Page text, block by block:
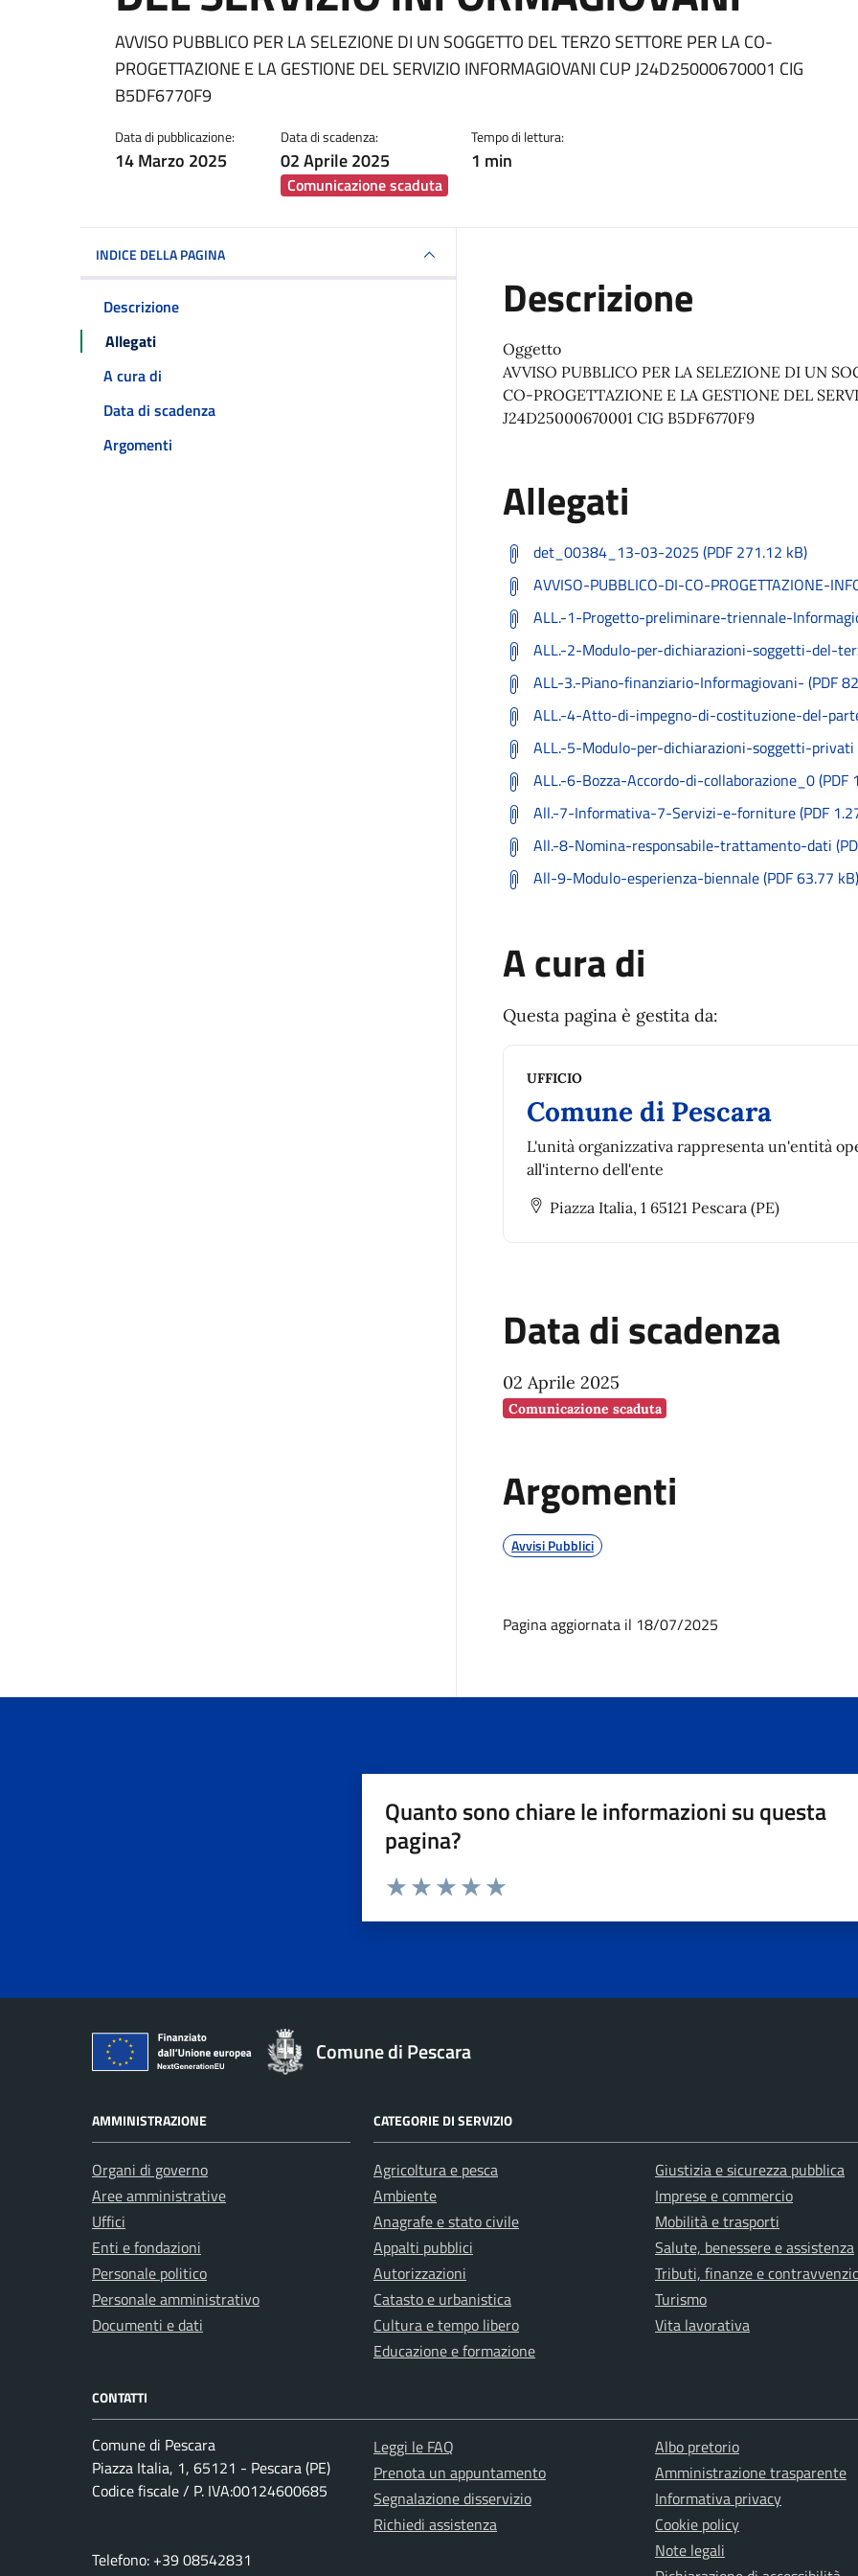
Dettagli della notizia
AVVISO PUBBLICO PER LA SELEZIONE DI UN SOGGETTO DEL TERZO SETTORE PER LA CO-
PROGETTAZIONE E LA GESTIONE DEL SERVIZIO INFORMAGIOVANI CUP J24D25000670001 CIG
B5DF6770F9
Data di pubblicazione:
14 Marzo 2025
Data di scadenza:
02 Aprile 2025
Comunicazione scaduta
Tempo di lettura:
1 min
INDICE DELLA PAGINA
Descrizione
Allegati
A cura di
Data di scadenza
Argomenti
Descrizione
Oggetto
AVVISO PUBBLICO PER LA SELEZIONE DI UN
CO-PROGETTAZIONE E LA GESTIONE DEL
J24D25000670001 CIG B5DF6770F9
Allegati
det_00384_13-03-2025 (PDF 271.12 kB)
AVVISO-PUBBLICO-DI-CO-PROGETTAZIONE-
ALL.-1-Progetto-preliminare-triennale-
ALL.-2-Modulo-per-dichiarazioni-soggetti-del-
ALL-3.-Piano-finanziario-Informagiovani- (PDF
ALL.-4-Atto-di-impegno-di-costituzione-del-
ALL.-5-Modulo-per-dichiarazioni-soggetti-privati
ALL.-6-Bozza-Accordo-di-collaborazione_0 (PDF
All.-7-Informativa-7-Servizi-e-forniture (PDF
All.-8-Nomina-responsabile-trattamento-dati
All-9-Modulo-esperienza-biennale (PDF 63.77 kB)
A cura di
Questa pagina è gestita da:
UFFICIO
Comune di Pescara
L'unità organizzativa rappresenta un'entità
all'interno dell'ente
Piazza Italia, 1 65121 Pescara (PE)
Data di scadenza
02 Aprile 2025
Comunicazione scaduta
Argomenti
Avvisi Pubblici
Pagina aggiornata il 18/07/2025
Quanto sono chiare le informazioni su questa
pagina?
Comune di Pescara
AMMINISTRAZIONE
Organi di governo
Aree amministrative
Uffici
Enti e fondazioni
Personale politico
Personale amministrativo
Documenti e dati
CATEGORIE DI SERVIZIO
Agricoltura e pesca
Ambiente
Anagrafe e stato civile
Appalti pubblici
Autorizzazioni
Catasto e urbanistica
Cultura e tempo libero
Educazione e formazione
Giustizia e sicurezza pubblica
Imprese e commercio
Mobilità e trasporti
Salute, benessere e assistenza
Tributi, finanze e
Turismo
Vita lavorativa
CONTATTI
Comune di Pescara
Piazza Italia, 1, 65121 - Pescara (PE)
Codice fiscale / P. IVA:00124600685
Telefono: +39 08542831
Leggi le FAQ
Prenota un appuntamento
Segnalazione disservizio
Richiedi assistenza
Albo pretorio
Amministrazione trasparente
Informativa privacy
Cookie policy
Note legali